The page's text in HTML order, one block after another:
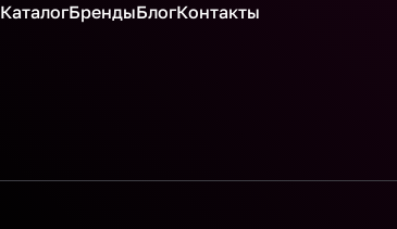
КаталогБрендыБлогКонтакты